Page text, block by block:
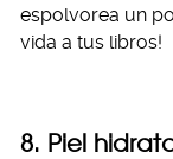
espolvorea un
vida a tus libros!
8. Piel